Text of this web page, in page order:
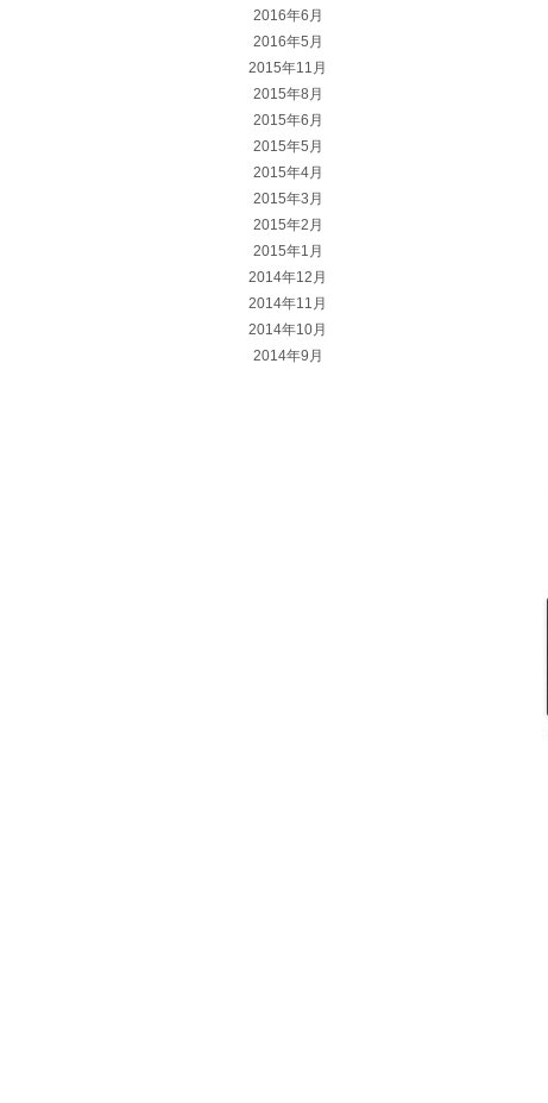
2016年6月
2016年5月
2015年11月
2015年8月
2015年6月
2015年5月
2015年4月
2015年3月
2015年2月
2015年1月
2014年12月
2014年11月
2014年10月
2014年9月